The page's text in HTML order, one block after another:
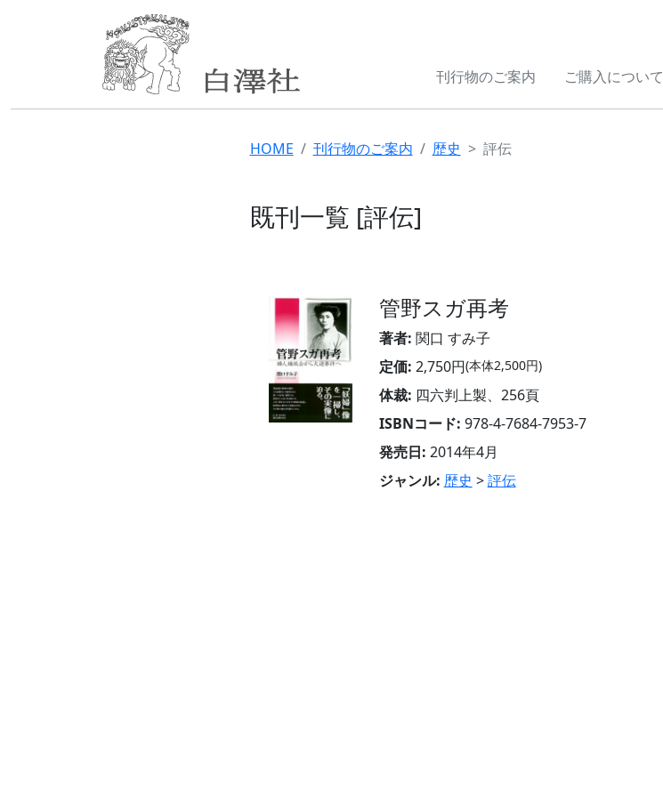
刊行物のご案内 ご購入について
HOME 刊行物のご案内 歴史 評伝
既刊一覧 [評伝]
管野スガ再考
著者: 関口 すみ子
定価: 2,750円(本体2,500円)
体裁: 四六判上製、256頁
ISBNコード: 978-4-7684-7953-7
発売日: 2014年4月
ジャンル: 歴史 >評伝